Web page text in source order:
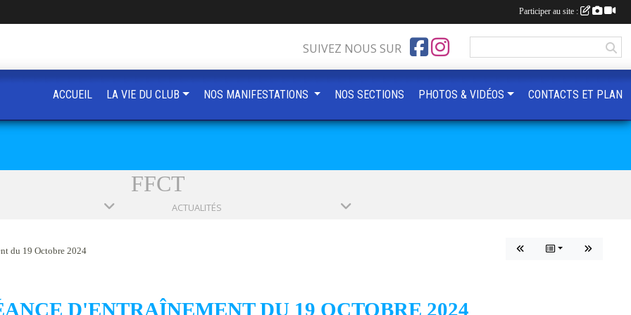
FFCT
ACTUALITÉS
du 19 Octobre 2024
D'ENTRAÎNEMENT DU 19 OCTOBRE 2024
SUIVEZ NOUS SUR
ACCUEIL LA VIE DU CLUB NOS MANIFESTATIONS NOS SECTIONS PHOTOS & VIDÉOS CONTACTS ET PLAN
Participer au site :